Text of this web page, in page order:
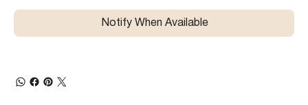
Notify When Available